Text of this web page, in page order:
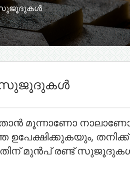
സുജൂദുകൾ
സുജൂദുകൾ
താൻ മൂന്നാണോ
തനിക്ക്
മുൻപ് രണ്ട്